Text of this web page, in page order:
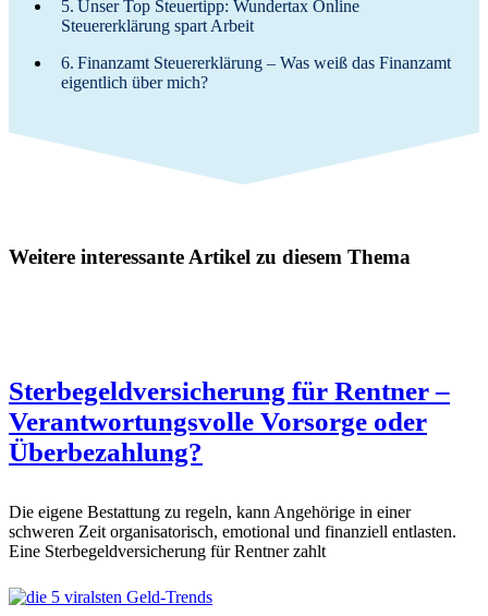
Unser Top Steuertipp: Wundertax Online
Steuererklärung spart Arbeit
Finanzamt Steuererklärung – Was weiß das Finanzamt
eigentlich über mich?
Weitere interessante Artikel zu diesem Thema
Sterbegeldversicherung für Rentner –
Verantwortungsvolle Vorsorge oder
Überbezahlung?
Die eigene Bestattung zu regeln, kann Angehörige in einer
schweren Zeit organisatorisch, emotional und finanziell entlasten.
Eine Sterbegeldversicherung für Rentner zahlt